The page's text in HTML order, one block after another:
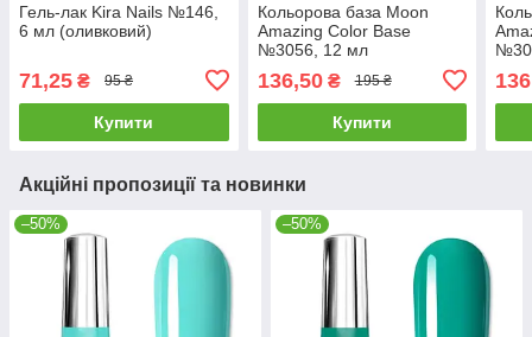
Гель-лак Kira Nails №146,
6 мл (оливковий)
71,25 ₴ 95 ₴
Купити
Кольорова база Moon
Amazing Color Base
№3056, 12 мл
136,50₴ 195 ₴
Купити
Акційні пропозиції та новинки
–50% –50%